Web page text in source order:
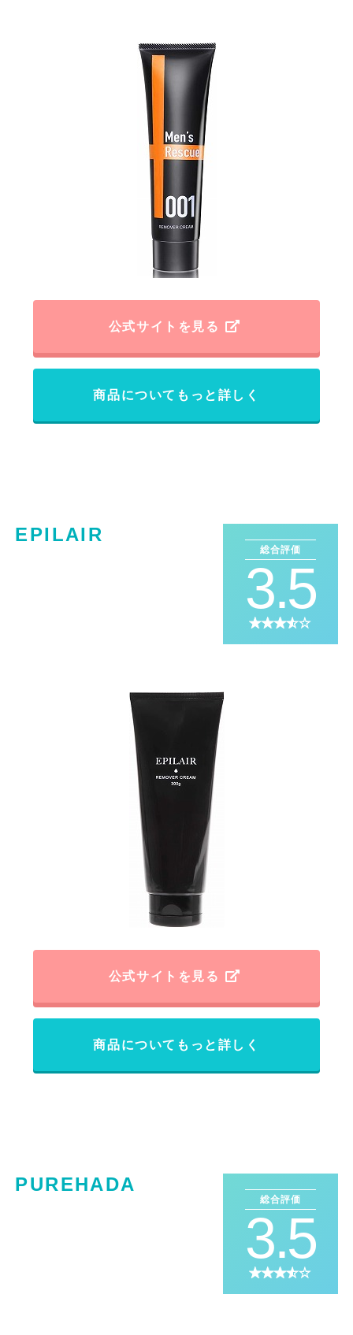
公式サイトを見る
商品についてもっと詳しく
EPILAIR
総合評価
3.5
公式サイトを見る
商品についてもっと詳しく
PUREHADA
総合評価
3.5